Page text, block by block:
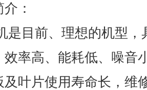
：
是目前、理想的机型
效率高、能耗低、噪音
及叶片使用寿命长，维